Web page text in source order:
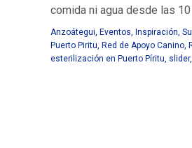
comida ni agua desde las 10
Anzoátegui, Eventos, Inspiración,
Puerto Piritu, Red de Apoyo Canino,
esterilización en Puerto Píritu, slider